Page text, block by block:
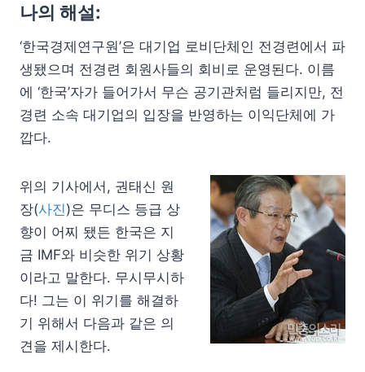
나의 해설:
‘한국경제연구원’은 대기업 로비단체인 전경련에서 파
생됐으며 전경련 회원사들의 회비로 운영된다. 이름
에 ‘한국’자가 들어가서 무슨 공기관처럼 들리지만, 전
경련 소속 대기업의 입장을 반영하는 이익단체에 가
깝다.
위의 기사에서, 권태신 원
장(사진)은 무디스 등급 상
향이 어찌 됐든 한국은 지
금 IMF와 비슷한 위기 상황
이라고 말한다. 무시무시하
다! 그는 이 위기를 해결하
기 위해서 다음과 같은 의
견을 제시한다.